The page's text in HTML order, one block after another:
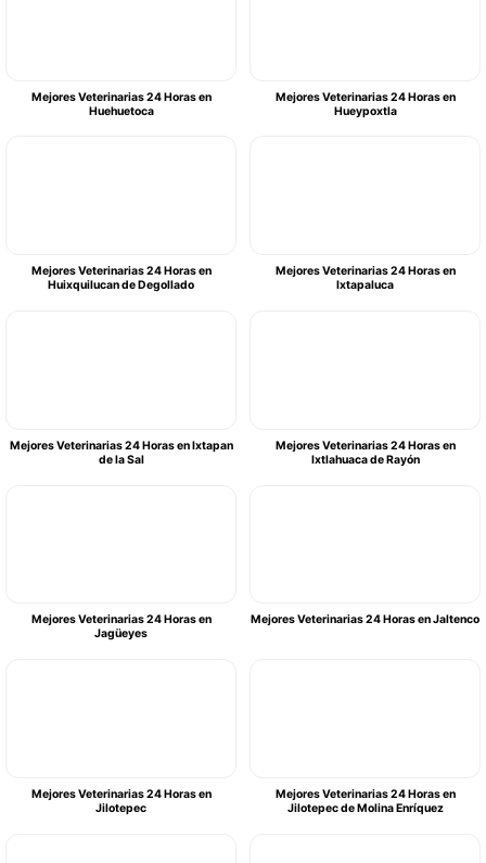
Mejores Veterinarias 24 Horas en
Huehuetoca
Mejores Veterinarias 24 Horas en
Hueypoxtla
Mejores Veterinarias 24 Horas en
Huixquilucan de Degollado
Mejores Veterinarias 24 Horas en
Ixtapaluca
Mejores Veterinarias 24 Horas en Ixtapan
de la Sal
Mejores Veterinarias 24 Horas en
Ixtlahuaca de Rayón
Mejores Veterinarias 24 Horas en
Jagüeyes
Mejores Veterinarias 24 Horas en Jaltenco
Mejores Veterinarias 24 Horas en
Jilotepec
Mejores Veterinarias 24 Horas en
Jilotepec de Molina Enríquez